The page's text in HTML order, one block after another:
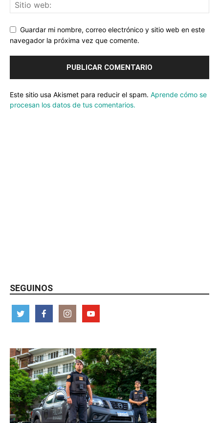
Guardar mi nombre, correo electrónico y sitio web en este
navegador la próxima vez que comente.
Este sitio usa Akismet para reducir el spam. Aprende cómo se
procesan los datos de tus comentarios.
SEGUINOS